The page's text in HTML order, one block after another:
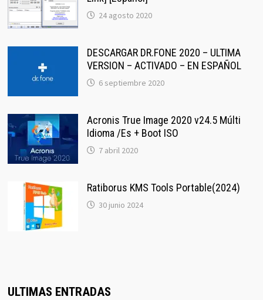
24 agosto 2020
DESCARGAR DR.FONE 2020 – ULTIMA
VERSION – ACTIVADO – EN ESPAÑOL
6 septiembre 2020
Acronis True Image 2020 v24.5 Múlti
Idioma /Es + Boot ISO
7 abril 2020
Ratiborus KMS Tools Portable(2024)
30 junio 2024
ULTIMAS ENTRADAS